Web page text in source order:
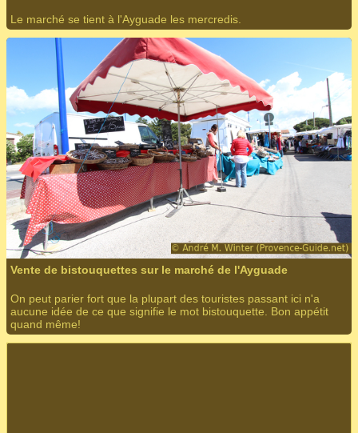
Le marché se tient à l'Ayguade les mercredis.
Vente de bistouquettes sur le marché de l'Ayguade
On peut parier fort que la plupart des touristes passant ici n'a
aucune idée de ce que signifie le mot bistouquette. Bon appétit
quand même!